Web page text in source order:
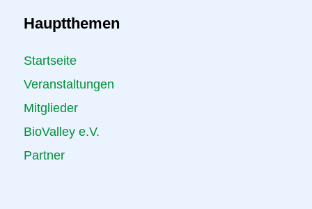
Hauptthemen
Startseite
Veranstaltungen
Mitglieder
BioValley e.V.
Partner